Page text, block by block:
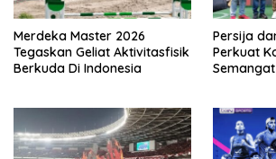
Merdeka Master 2026
Tegaskan Geliat Aktivitasfisik
Berkuda Di Indonesia
Persija
Perkuat